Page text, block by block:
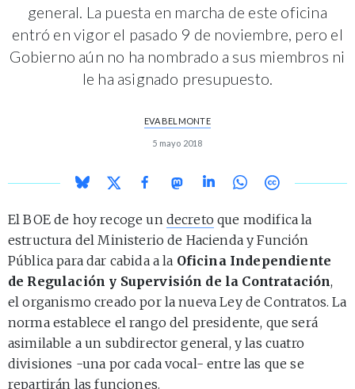
general. La puesta en marcha de este oficina
entró en vigor el pasado 9 de noviembre, pero el
Gobierno aún no ha nombrado a sus miembros ni
le ha asignado presupuesto.
EVA BELMONTE
5 mayo 2018
El BOE de hoy recoge un decreto que modifica la
estructura del Ministerio de Hacienda y Función
Pública para dar cabida a la Oficina Independiente
de Regulación y Supervisión de la Contratación,
el organismo creado por la nueva Ley de Contratos. La
norma establece el rango del presidente, que será
asimilable a un subdirector general, y las cuatro
divisiones -una por cada vocal- entre las que se
repartirán las funciones.